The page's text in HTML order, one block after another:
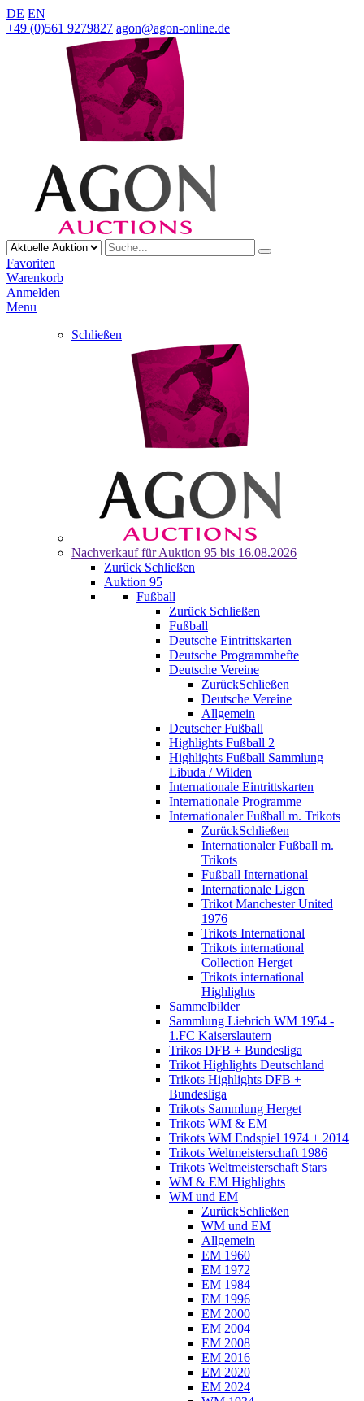
DE EN
+49 (0)561 9279827 agon@agon-online.de
Favoriten
Warenkorb
Anmelden
Menu
Schließen
Nachverkauf für Auktion 95 bis 16.08.2026
Zurück Schließen
Auktion 95
Fußball
Zurück Schließen
Fußball
Deutsche Eintrittskarten
Deutsche Programmhefte
Deutsche Vereine
ZurückSchließen
Deutsche Vereine
Allgemein
Deutscher Fußball
Highlights Fußball 2
Highlights Fußball Sammlung
Libuda / Wilden
Internationale Eintrittskarten
Internationale Programme
Internationaler Fußball m. Trikots
ZurückSchließen
Internationaler Fußball m.
Trikots
Fußball International
Internationale Ligen
Trikot Manchester United
1976
Trikots International
Trikots international
Collection Herget
Trikots international
Highlights
Sammelbilder
Sammlung Liebrich WM 1954 -
1.FC Kaiserslautern
Trikos DFB + Bundesliga
Trikot Highlights Deutschland
Trikots Highlights DFB +
Bundesliga
Trikots Sammlung Herget
Trikots WM & EM
Trikots WM Endspiel 1974 + 2014
Trikots Weltmeisterschaft 1986
Trikots Weltmeisterschaft Stars
WM & EM Highlights
WM und EM
ZurückSchließen
WM und EM
Allgemein
EM 1960
EM 1972
EM 1984
EM 1996
EM 2000
EM 2004
EM 2008
EM 2016
EM 2020
EM 2024